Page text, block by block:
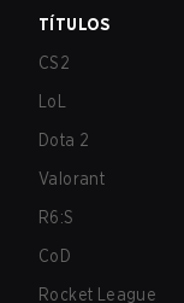
TÍTULOS
CS2
LoL
Dota 2
Valorant
R6:S
CoD
Rocket League